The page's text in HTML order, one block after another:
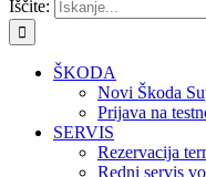
Iščite:
ŠKODA
Novi Škoda
Prijava na
SERVIS
Rezervacija
Redni servis